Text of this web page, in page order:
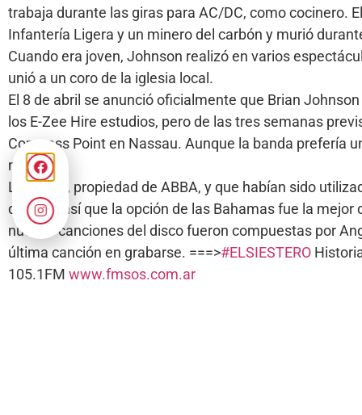
trabaja durante las giras para AC/DC, como cocinero.
Infantería Ligera y un minero del carbón y murió
Cuando era joven, Johnson realizó en varios
unió a un coro de la iglesia local.
El 8 de abril se anunció oficialmente que Brian
los E-Zee Hire estudios, pero de las tres semanas
Compass Point en Nassau. Aunque la banda prefería
ninguno.
Los Polar, propiedad de ABBA, y que habían sido
dueños, así que la opción de las Bahamas fue la
nuevas canciones del disco fueron compuestas por
última canción en grabarse. ===>#ELSIESTERO
105.1FM www.fmsos.com.ar